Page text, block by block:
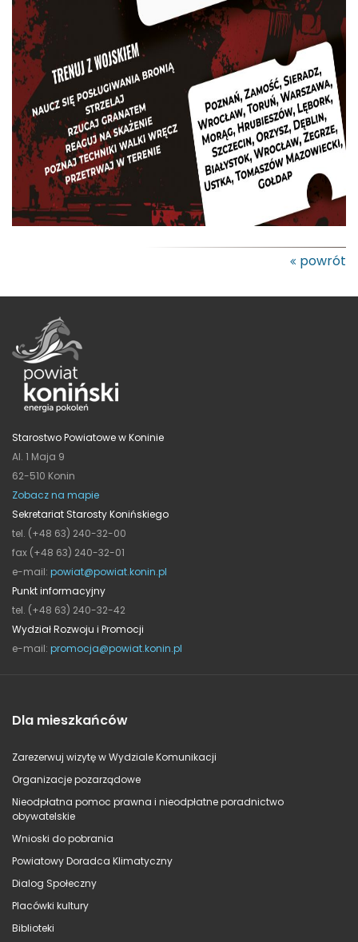
powrót
Starostwo Powiatowe w Koninie
Al. 1 Maja 9
62-510 Konin
Zobacz na mapie
Sekretariat Starosty Konińskiego
tel. (+48 63) 240-32-00
fax (+48 63) 240-32-01
e-mail: powiat@powiat.konin.pl
Punkt informacyjny
tel. (+48 63) 240-32-42
Wydział Rozwoju i Promocji
e-mail: promocja@powiat.konin.pl
Dla mieszkańców
Zarezerwuj wizytę w Wydziale Komunikacji
Organizacje pozarządowe
Nieodpłatna pomoc prawna i nieodpłatne poradnictwo
obywatelskie
Wnioski do pobrania
Powiatowy Doradca Klimatyczny
Dialog Społeczny
Placówki kultury
Biblioteki